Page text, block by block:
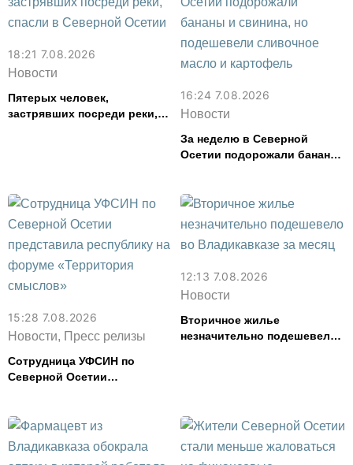
18:21 7.08.2026
Новости
Пятерых человек,
застрявших посреди реки,
16:24 7.08.2026
Новости
За неделю в Северной
Осетии подорожали бананы
картофель
15:28 7.08.2026
Новости, Пресс релизы
Сотрудница УФСИН по
Северной Осетии
смыслов»
12:13 7.08.2026
Новости
Вторичное жилье
незначительно подешевело